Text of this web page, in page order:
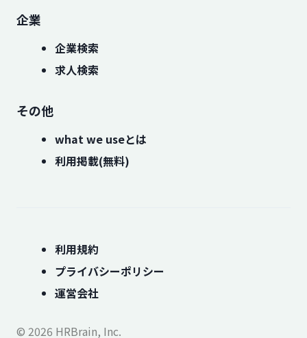
企業
企業検索
求人検索
その他
what we useとは
利用掲載(無料)
利用規約
プライバシーポリシー
運営会社
© 2026 HRBrain, Inc.